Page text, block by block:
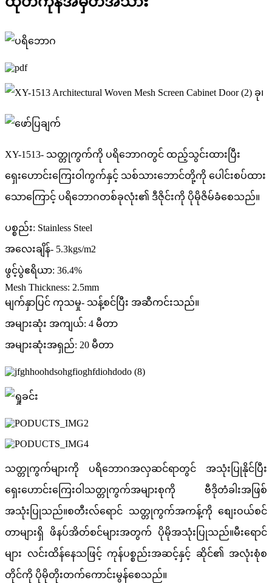
XY-1513- သတ္တုကွက်ကို ပရိဘောဂတွင် ထည့်သွင်းထားပြီး
ရှေးဟောင်းကြေးဝါကွက်နှင့် သစ်သားဘောင်တို့ကို ပေါင်းစပ်ထား
သောကြောင့် ပရိဘောဂတစ်ခုလုံး၏ ဒီဇိုင်းကို ပိုမိုဇိမ်ခံစေသည်။
ပစ္စည်း: Stainless Steel
အလေးချိန်- 5.3kgs/m2
ဖွင့်ပွဲဧရိယာ: 36.4%
Mesh Thickness: 2.5mm
မျက်နှာပြင် ကုသမှု- သန့်စင်ပြီး အဆီကင်းသည်။
အများဆုံး အကျယ်: 4 မီတာ
အများဆုံးအရှည်: 20 မီတာ
သတ္တုကွက်များကို ပရိဘောဂအလှဆင်ရာတွင် အသုံးပြုနိုင်ပြီး
ရှေးဟောင်းကြေးဝါသတ္တုကွက်အများစုကို ဗီဒိုတံခါးအဖြစ်
အသုံးပြုသည်။စတီးလ်ရောင် သတ္တုကွက်အကန့်ကို စျေးဝယ်စင်
တာများရှိ ဖိနပ်အိတ်စင်များအတွက် ပိုမိုအသုံးပြုသည်။မီးရောင်
များ လင်းထိန်နေသဖြင့် ကုန်ပစ္စည်းအဆင့်နှင့် ဆိုင်၏ အလုံးစုံစ
တိုင်ကို ပိုမိုတိုးတက်ကောင်းမွန်စေသည်။